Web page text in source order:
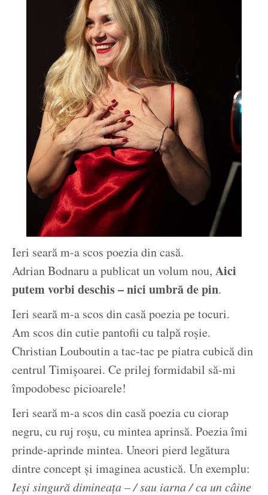
Ieri seară m-a scos poezia din casă.
Adrian Bodnaru a publicat un volum nou, Aici
putem vorbi deschis – nici umbră de pin.
Ieri seară m-a scos din casă poezia pe tocuri.
Am scos din cutie pantofii cu talpă roșie.
Christian Louboutin a tac-tac pe piatra cubică din
centrul Timișoarei. Ce prilej formidabil să-mi
împodobesc picioarele!
Ieri seară m-a scos din casă poezia cu ciorap
negru, cu ruj roșu, cu mintea aprinsă. Poezia îmi
prinde-aprinde mintea. Uneori pierd legătura
dintre concept și imaginea acustică. Un exemplu:
Ieși singură dimineața – / sau iarna / ca un câine